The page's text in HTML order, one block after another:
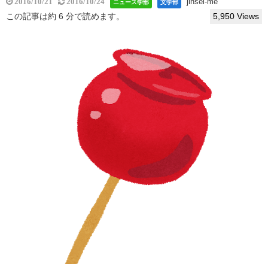
ニュース学部 文学部
この記事は約 6 分で読めます。 5,950 Views